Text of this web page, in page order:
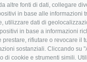
altre fonti di dati, collegare
in base alle informazioni
utilizzare dati di
in base a informazioni
prestare, rifiutare o revocare il
sostanziali. Cliccando su
di cookie e strumenti simili.